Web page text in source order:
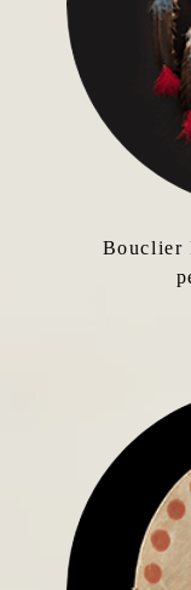
Bouclier